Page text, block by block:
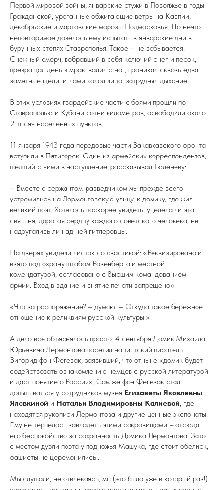
Первой мировой войны, январские стужи в Поволжье в годы
Гражданской, ураганные обжигающие ветры на Каспии,
декабрьские и мартовские морозы Подмосковья. Но нечто
неповторимое довелось ему испытать в январские дни в
бурунных степях Ставрополья. Такое – не забывается.
Снежный смерч, вобравший в себя колючий снег и песок,
превращал день в мрак, валил с ног, проникал сквозь едва
заметные щели, иглами колол лицо, затруднял дыхание.
В этих условиях гвардейские части с боями прошли по
Ставрополью и Кубани сотни километров, освободили около
2 тысяч населенных пунктов.
11 января 1943 года передовые части Закавказского фронта
вступили в Пятигорск. Один из армейских корреспондентов,
шедший с ними в наступление, рассказывал Тюленеву:
– Вместе с сержантом-разведчиком мы прежде всего
устремились на Лермонтовскую улицу, к домику, где жил
великий поэт. Хотелось поскорее увидеть, уцелела ли эта
святыня, дорогая сердцу каждого советского человека, не
надругались ли над ней гитлеровцы.
На дверях увидели листок со свастикой: «Реквизировано и
взято под охрану штабом Розенберга и местной
комендатурой, согласовано с Высшим командованием
армии. Вход в здание и снятие печати запрещено».
«Что за распоряжение? – думаю. – Откуда такое бережное
отношение к реликвиям русской культуры!»
А дело все объяснялось просто. 4 сентября Домик Михаила
Юрьевича Лермонтова посетил нацистский писатель
Зигфрид фон Фегезак, заявивший, что отныне «домик будет
содействовать ознакомлению немцев с русской литературой
и даст понятие о России». Сам же фон Фегезак стал
допытываться у сотрудников музея Елизаветы Яковлевны
Яловкиной и Натальи Владимировны Калиевой, где
находятся рукописи Лермонтова и другие ценные экспонаты.
Ему не терпелось завладеть этими сокровищами – отсюда
его беспокойство за сохранность Домика Лермонтова. Зато
с местом дуэли поэта у подножья Машука, где стоит обелиск,
фашисты не церемонились...
Мы слушали, не отвлекаясь, мы (это было уже в который раз!)